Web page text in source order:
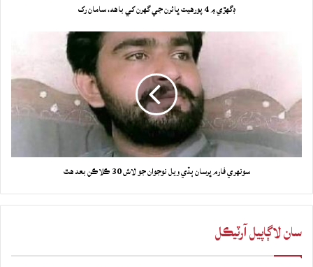
ڊگهڙي ۾ 4 پورهيت ڀائرن جي گهرن کي باهه، سامان رک
سونهري فارم ڀرسان ٻڏي ويل نوجوان جو لاش 30 ڪلاڪن بعد هٿ
سان لاڳاپيل آرٽيڪل